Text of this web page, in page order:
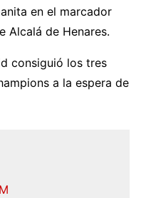
en el marcador
Alcalá de Henares.
consiguió los tres
a la espera de